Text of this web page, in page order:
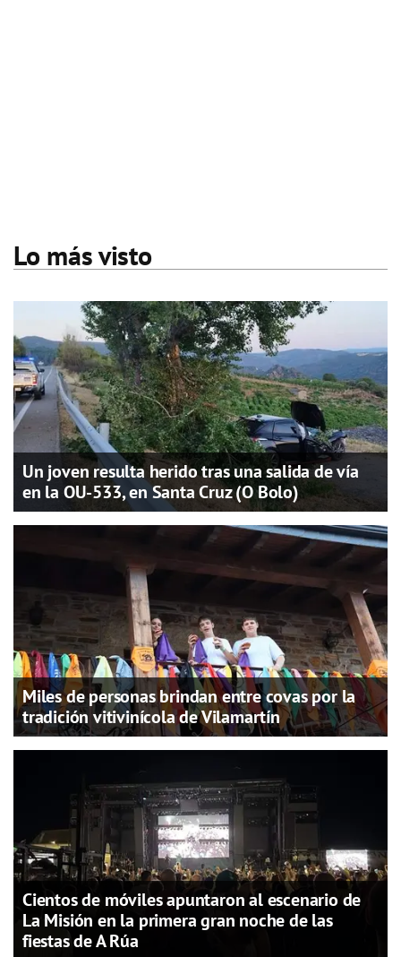
Lo más visto
Un joven resulta herido tras una salida de vía
en la OU-533, en Santa Cruz (O Bolo)
Miles de personas brindan entre covas por la
tradición vitivinícola de Vilamartín
Cientos de móviles apuntaron al escenario de
La Misión en la primera gran noche de las
fiestas de A Rúa